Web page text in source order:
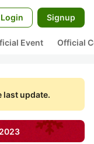
Login Signup
Event Official
last update.
2023